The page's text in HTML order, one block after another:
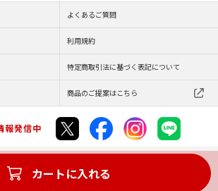
カートに入れる
よくあるご質問
利用規約
特定商取引法に基づく表記について
商品のご提案はこちら
報発信中